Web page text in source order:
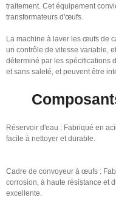
traitement. Cet équipement
transformateurs d'œufs.
La machine à laver les œufs de
un contrôle de vitesse variable,
déterminé par les spécifications
et sans saleté, et peuvent être
Réservoir d'eau : Fabriqué en
facile à nettoyer et durable.
Cadre de convoyeur à œufs :
corrosion, à haute résistance et
excellente.